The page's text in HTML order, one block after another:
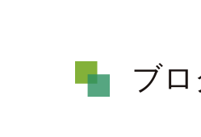
ブ